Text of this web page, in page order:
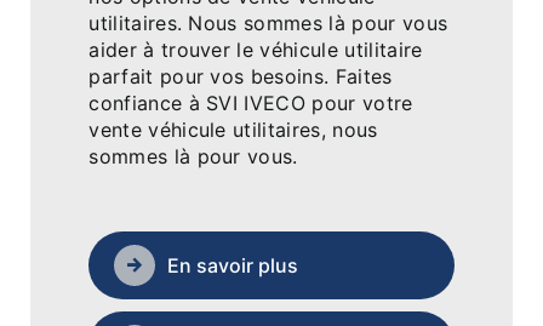
utilitaires. Nous sommes là pour vous
aider à trouver le véhicule utilitaire
parfait pour vos besoins. Faites
confiance à SVI IVECO pour votre
vente véhicule utilitaires, nous
sommes là pour vous.
En savoir plus